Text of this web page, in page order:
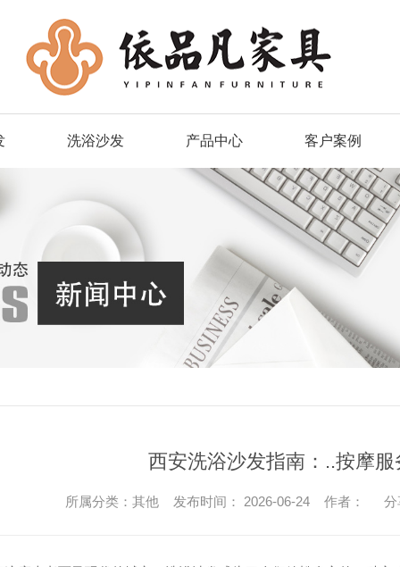
洗浴沙发 产品中心 客户案例
西安洗浴沙发指南：..按摩
所属分类：其他 发布时间： 2026-06-24 作者： 分